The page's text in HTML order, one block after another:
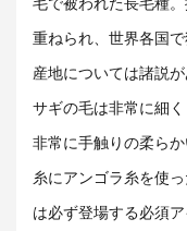
重ねられ、世界各国
産地については諸説
サギの毛は非常に細
非常に手触りの柔ら
糸にアンゴラ糸を使
は必ず登場する必須